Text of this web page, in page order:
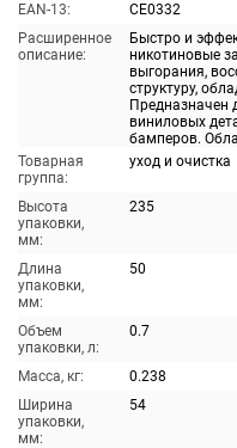
EAN-13:
CE0332
Расширенное
описание:
Быстро и
никотиновые
выгорания,
структуру,
Предназначен
виниловых
бамперов.
Товарная
группа:
уход и очистка
Высота
упаковки,
мм:
235
Длина
упаковки,
мм:
50
Объем
упаковки, л:
0.7
Масса, кг:
0.238
Ширина
упаковки,
мм:
54